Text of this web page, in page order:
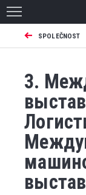
SPOLEČNOST
3.